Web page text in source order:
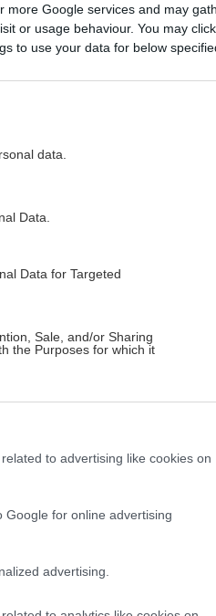
more Google services and may
or usage behaviour. You may
to use your data for below
data.
Data.
Data for Targeted
Sale, and/or Sharing
the Purposes for which it
to advertising like cookies on
Google for online advertising
advertising.
πίσω στα παιδικά σας
καθημερινού ξυπνήματος
συνήθεια της
μόλις ακούγαμε το
Τότε που η
δράκους και